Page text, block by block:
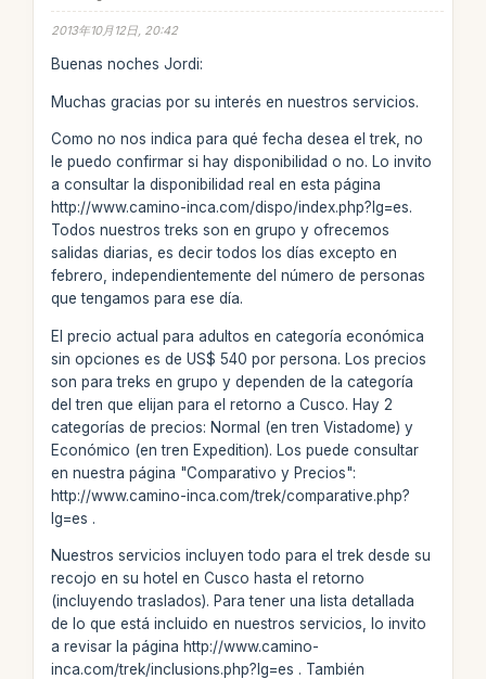
2013年10月12日, 20:42
Buenas noches Jordi:
Muchas gracias por su interés en nuestros servicios.
Como no nos indica para qué fecha desea el trek, no
le puedo confirmar si hay disponibilidad o no. Lo invito
a consultar la disponibilidad real en esta página
http://www.camino-inca.com/dispo/index.php?lg=es.
Todos nuestros treks son en grupo y ofrecemos
salidas diarias, es decir todos los días excepto en
febrero, independientemente del número de personas
que tengamos para ese día.
El precio actual para adultos en categoría económica
sin opciones es de US$ 540 por persona. Los precios
son para treks en grupo y dependen de la categoría
del tren que elijan para el retorno a Cusco. Hay 2
categorías de precios: Normal (en tren Vistadome) y
Económico (en tren Expedition). Los puede consultar
en nuestra página "Comparativo y Precios":
http://www.camino-inca.com/trek/comparative.php?
lg=es .
Nuestros servicios incluyen todo para el trek desde su
recojo en su hotel en Cusco hasta el retorno
(incluyendo traslados). Para tener una lista detallada
de lo que está incluido en nuestros servicios, lo invito
a revisar la página http://www.camino-
inca.com/trek/inclusions.php?lg=es . También